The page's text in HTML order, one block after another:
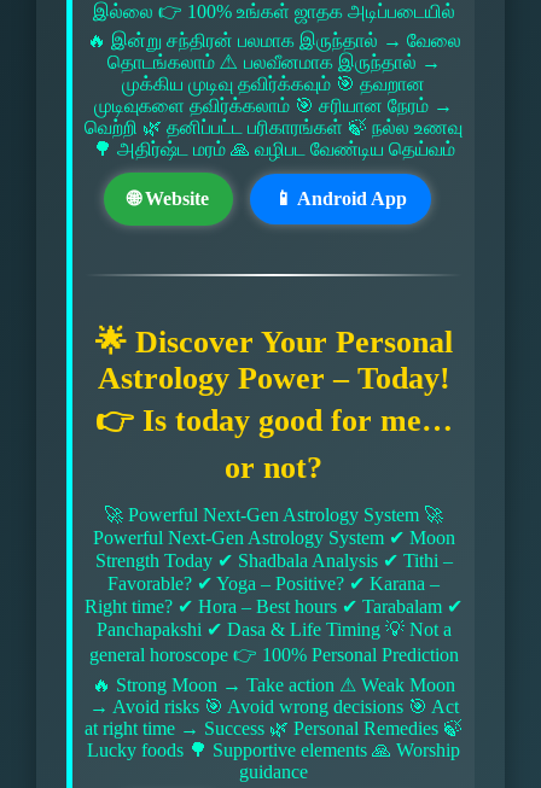
இல்லை 👉 100% உங்கள் ஜாதக அடிப்படையில்
🔥 இன்று சந்திரன் பலமாக இருந்தால் → வேலை
தொடங்கலாம் ⚠ பலவீனமாக இருந்தால் →
முக்கிய முடிவு தவிர்க்கவும் 🎯 தவறான
முடிவுகளை தவிர்க்கலாம் 🎯 சரியான நேரம் →
வெற்றி 🌿 தனிப்பட்ட பரிகாரங்கள் 🍃 நல்ல உணவு
🌳 அதிர்ஷ்ட மரம் 🙏 வழிபட வேண்டிய தெய்வம்
🌐 Website 📱 Android App
🌟 Discover Your Personal
Astrology Power – Today!
👉 Is today good for me…
or not?
🚀 Powerful Next-Gen Astrology System 🚀
Powerful Next-Gen Astrology System ✔ Moon
Strength Today ✔ Shadbala Analysis ✔ Tithi –
Favorable? ✔ Yoga – Positive? ✔ Karana –
Right time? ✔ Hora – Best hours ✔ Tarabalam ✔
Panchapakshi ✔ Dasa & Life Timing 💡 Not a
general horoscope 👉 100% Personal Prediction
🔥 Strong Moon → Take action ⚠ Weak Moon
→ Avoid risks 🎯 Avoid wrong decisions 🎯 Act
at right time → Success 🌿 Personal Remedies 🍃
Lucky foods 🌳 Supportive elements 🙏 Worship
guidance